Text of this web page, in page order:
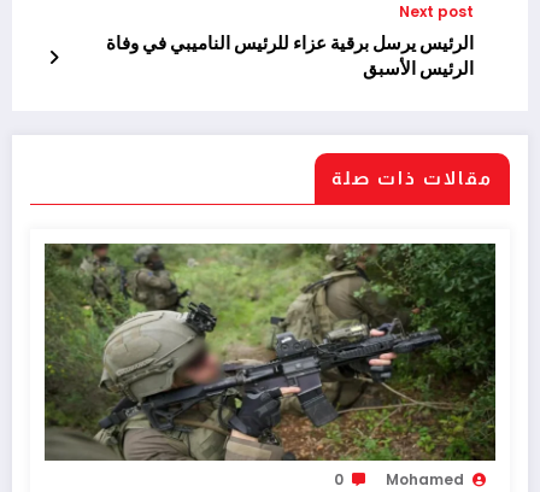
Next post
الرئيس يرسل برقية عزاء للرئيس الناميبي في وفاة
الرئيس الأسبق
مقالات ذات صلة
Mohamed
0